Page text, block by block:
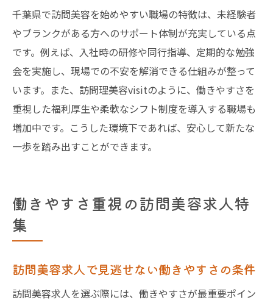
訪問美容師求人がもたらす成長の魅力
訪問理美容visitで広がるキャリアパス
千葉県で理想の訪問美容キャリアを実現
千葉県で訪問美容を始めやすい職場の特徴は、未経験者
やブランクがある方へのサポート体制が充実している点
です。例えば、入社時の研修や同行指導、定期的な勉強
会を実施し、現場での不安を解消できる仕組みが整って
います。また、訪問理美容visitのように、働きやすさを
重視した福利厚生や柔軟なシフト制度を導入する職場も
増加中です。こうした環境下であれば、安心して新たな
一歩を踏み出すことができます。
働きやすさ重視の訪問美容求人特
集
訪問美容求人で見逃せない働きやすさの条件
訪問美容求人を選ぶ際には、働きやすさが最重要ポイン